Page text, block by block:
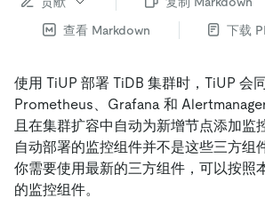
查看 Markdown
下载
使用 TiUP 部署 TiDB 集群时，TiUP 会
Prometheus、Grafana 和
且在集群扩容中自动为新增节点添加监
自动部署的监控组件并不是这些三方组
你需要使用最新的三方组件，可以按照
的监控组件。